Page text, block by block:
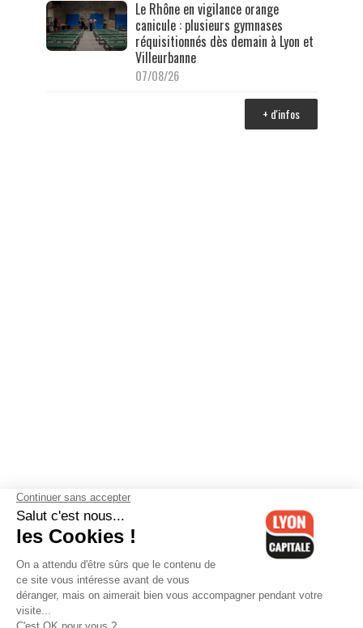
Le Rhône en vigilance orange
canicule : plusieurs gymnases
réquisitionnés dès demain à Lyon et
Villeurbanne
07/08/26
+ d'infos